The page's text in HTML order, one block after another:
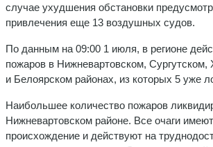
случае ухудшения обстановки
привлечения еще 13 воздушных судов.
По данным на 09:00 1 июля, в регионе
пожаров в Нижневартовском,
и Белоярском районах, из которых 5 уже
Наибольшее количество пожаров
Нижневартовском районе. Все очаги
происхождение и действуют на